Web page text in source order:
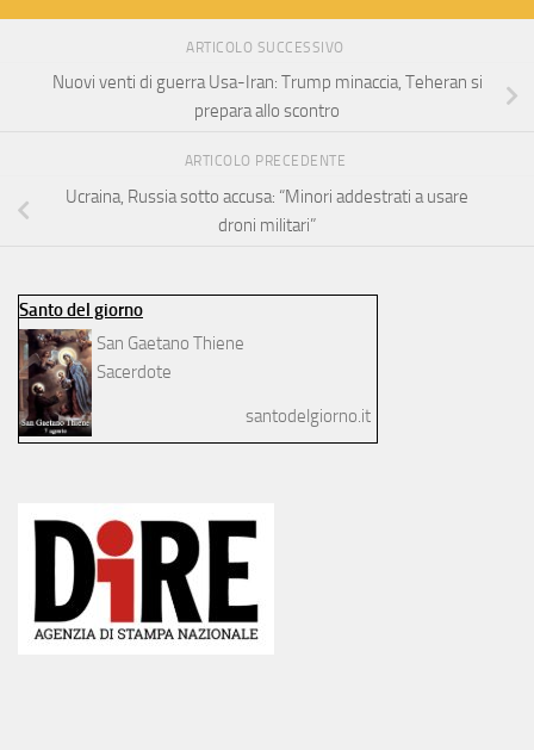
ARTICOLO SUCCESSIVO
Nuovi venti di guerra Usa-Iran: Trump minaccia, Teheran si
prepara allo scontro
ARTICOLO PRECEDENTE
Ucraina, Russia sotto accusa: “Minori addestrati a usare
droni militari”
Santo del giorno
San Gaetano Thiene
Sacerdote
santodelgiorno.it